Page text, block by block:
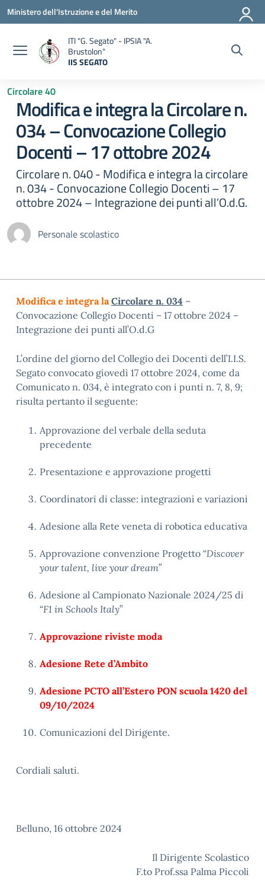
Vai ai contenuti
Vai al menu di navigazione
Vai al footer
Ministero dell'Istruzione e del Merito
ITI "G. Segato" - IPSIA "A.
Brustolon"
IIS SEGATO
Circolare 40
Modifica e integra la Circolare n.
034 – Convocazione Collegio
Docenti – 17 ottobre 2024
Circolare n. 040 - Modifica e integra la circolare
n. 034 - Convocazione Collegio Docenti – 17
ottobre 2024 – Integrazione dei punti all’O.d.G.
Personale scolastico
Modifica e integra la Circolare n. 034 –
Convocazione Collegio Docenti – 17 ottobre 2024 –
Integrazione dei punti all’O.d.G
L’ordine del giorno del Collegio dei Docenti dell’I.I.S.
Segato convocato giovedì 17 ottobre 2024, come da
Comunicato n. 034, è integrato con i punti n. 7, 8, 9;
risulta pertanto il seguente:
Approvazione del verbale della seduta
precedente
Presentazione e approvazione progetti
Coordinatori di classe: integrazioni e variazioni
Adesione alla Rete veneta di robotica educativa
Approvazione convenzione Progetto “Discover
your talent, live your dream”
Adesione al Campionato Nazionale 2024/25 di
“F1 in Schools Italy”
Approvazione riviste moda
Adesione Rete d’Ambito
Adesione PCTO all’Estero PON scuola 1420 del
09/10/2024
Comunicazioni del Dirigente.
Cordiali saluti.
Belluno, 16 ottobre 2024
Il Dirigente Scolastico
F.to Prof.ssa Palma Piccoli